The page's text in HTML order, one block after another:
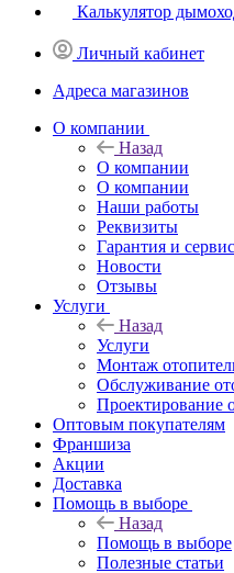
Калькулятор
Личный кабинет
Адреса магазинов
O компании
Назад
O компании
О компании
Наши работы
Реквизиты
Гарантия и сервис
Новости
Отзывы
Услуги
Назад
Услуги
Монтаж
Обслуживание
Проектирование
Оптовым покупателям
Франшиза
Акции
Доставка
Помощь в выборе
Назад
Помощь в выборе
Полезные статьи